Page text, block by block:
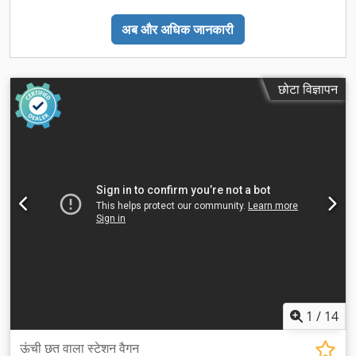
अब और अधिक जानकारी
छोटा विज्ञापन
1 / 14
ऊंची छत वाला स्टेशन वैगन